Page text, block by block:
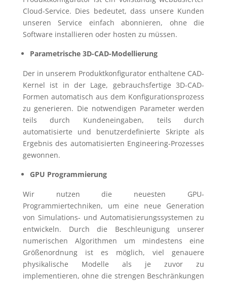
Cloud-Service. Dies bedeutet, dass unsere Kunden
unseren Service einfach abonnieren, ohne die
Software installieren oder hosten zu müssen.
Parametrische 3D-CAD-Modellierung
Der in unserem Produktkonfigurator enthaltene CAD-
Kernel ist in der Lage, gebrauchsfertige 3D-CAD-
Formen automatisch aus dem Konfigurationsprozess
zu generieren. Die notwendigen Parameter werden
teils durch Kundeneingaben, teils durch
automatisierte und benutzerdefinierte Skripte als
Ergebnis des automatisierten Engineering-Prozesses
gewonnen.
GPU Programmierung
Wir nutzen die neuesten GPU-
Programmiertechniken, um eine neue Generation
von Simulations- und Automatisierungssystemen zu
entwickeln. Durch die Beschleunigung unserer
numerischen Algorithmen um mindestens eine
Größenordnung ist es möglich, viel genauere
physikalische Modelle als je zuvor zu
implementieren, ohne die strengen Beschränkungen